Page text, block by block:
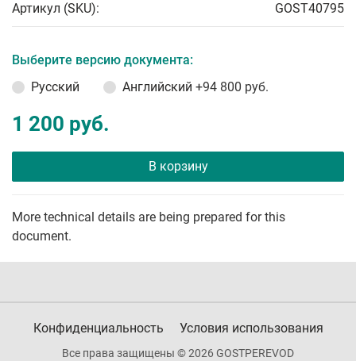
Артикул (SKU): GOST40795
Выберите версию документа:
Русский
Английский +94 800 руб.
1 200 руб.
В корзину
More technical details are being prepared for this
document.
Конфиденциальность Условия использования
Все права защищены © 2026 GOSTPEREVOD